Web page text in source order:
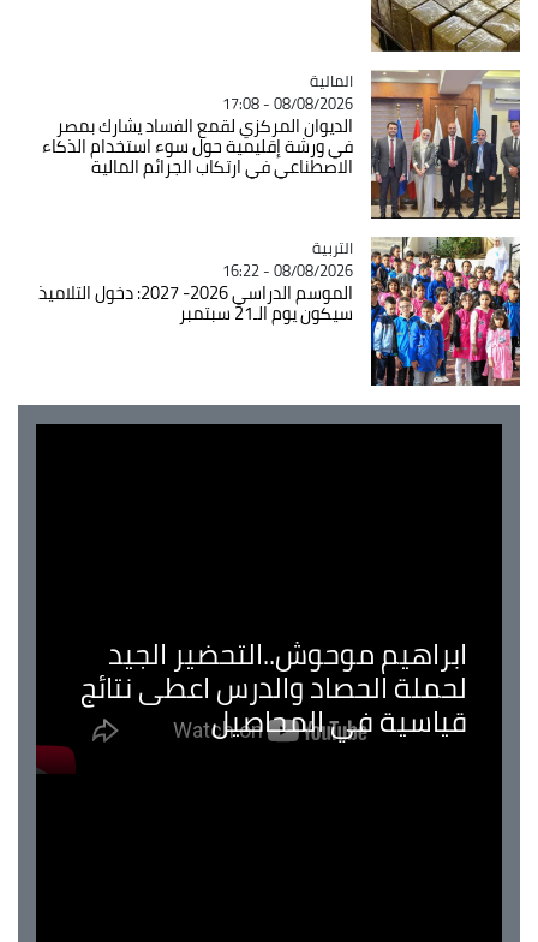
Catégorie
المالية
08/08/2026 - 17:08
الديوان المركزي لقمع الفساد يشارك بمصر
في ورشة إقليمية حول سوء استخدام الذكاء
الاصطناعي في ارتكاب الجرائم المالية
Catégorie
التربية
08/08/2026 - 16:22
الموسم الدراسي 2026- 2027: دخول التلاميذ
سيكون يوم الـ21 سبتمبر
ابراهيم موحوش..التحضير الجيد
لحملة الحصاد والدرس اعطى نتائج
قياسية في المحاصيل